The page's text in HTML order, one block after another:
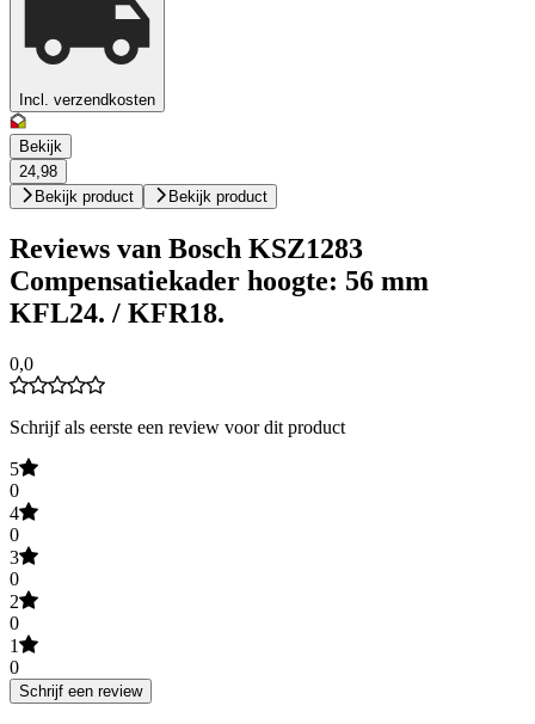
Incl. verzendkosten
Bekijk
24,98
Bekijk product
Bekijk product
Reviews van Bosch KSZ1283
Compensatiekader hoogte: 56 mm
KFL24. / KFR18.
0,0
Schrijf als eerste een review voor dit product
5
0
4
0
3
0
2
0
1
0
Schrijf een review